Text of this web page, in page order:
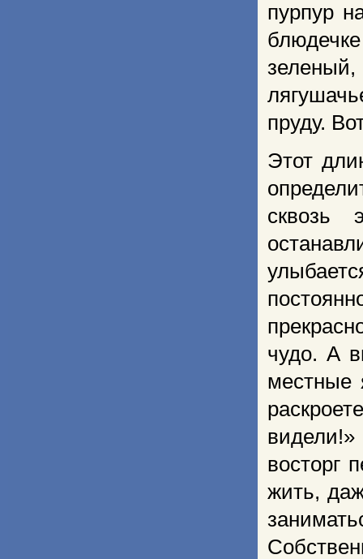
пурпур
пруду.
Этот
сквозь
чудо. А
местные
видели!»
восторг
жить,